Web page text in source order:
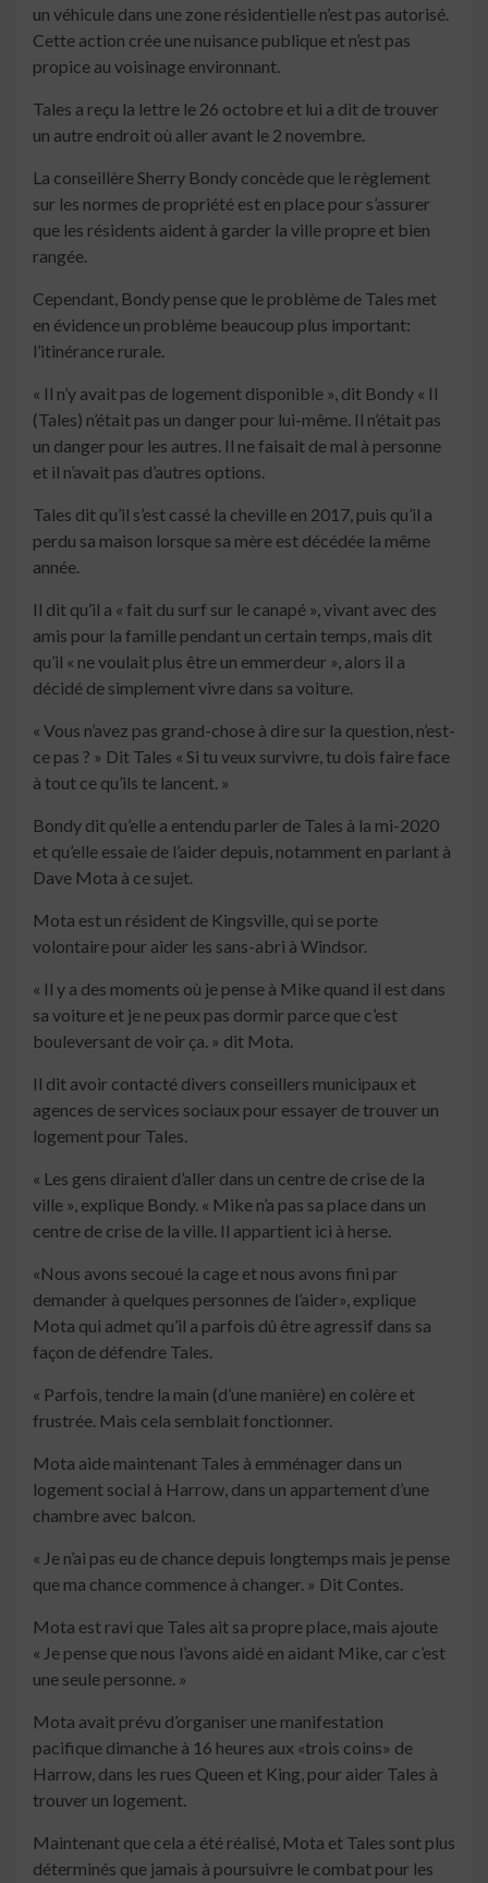
un véhicule dans une zone résidentielle n’est pas autorisé.
Cette action crée une nuisance publique et n’est pas
propice au voisinage environnant.
Tales a reçu la lettre le 26 octobre et lui a dit de trouver
un autre endroit où aller avant le 2 novembre.
La conseillère Sherry Bondy concède que le règlement
sur les normes de propriété est en place pour s’assurer
que les résidents aident à garder la ville propre et bien
rangée.
Cependant, Bondy pense que le problème de Tales met
en évidence un problème beaucoup plus important:
l’itinérance rurale.
« Il n’y avait pas de logement disponible », dit Bondy « Il
(Tales) n’était pas un danger pour lui-même. Il n’était pas
un danger pour les autres. Il ne faisait de mal à personne
et il n’avait pas d’autres options.
Tales dit qu’il s’est cassé la cheville en 2017, puis qu’il a
perdu sa maison lorsque sa mère est décédée la même
année.
Il dit qu’il a « fait du surf sur le canapé », vivant avec des
amis pour la famille pendant un certain temps, mais dit
qu’il « ne voulait plus être un emmerdeur », alors il a
décidé de simplement vivre dans sa voiture.
« Vous n’avez pas grand-chose à dire sur la question, n’est-
ce pas ? » Dit Tales « Si tu veux survivre, tu dois faire face
à tout ce qu’ils te lancent. »
Bondy dit qu’elle a entendu parler de Tales à la mi-2020
et qu’elle essaie de l’aider depuis, notamment en parlant à
Dave Mota à ce sujet.
Mota est un résident de Kingsville, qui se porte
volontaire pour aider les sans-abri à Windsor.
« Il y a des moments où je pense à Mike quand il est dans
sa voiture et je ne peux pas dormir parce que c’est
bouleversant de voir ça. » dit Mota.
Il dit avoir contacté divers conseillers municipaux et
agences de services sociaux pour essayer de trouver un
logement pour Tales.
« Les gens diraient d’aller dans un centre de crise de la
ville », explique Bondy. « Mike n’a pas sa place dans un
centre de crise de la ville. Il appartient ici à herse.
«Nous avons secoué la cage et nous avons fini par
demander à quelques personnes de l’aider», explique
Mota qui admet qu’il a parfois dû être agressif dans sa
façon de défendre Tales.
« Parfois, tendre la main (d’une manière) en colère et
frustrée. Mais cela semblait fonctionner.
Mota aide maintenant Tales à emménager dans un
logement social à Harrow, dans un appartement d’une
chambre avec balcon.
« Je n’ai pas eu de chance depuis longtemps mais je pense
que ma chance commence à changer. » Dit Contes.
Mota est ravi que Tales ait sa propre place, mais ajoute
« Je pense que nous l’avons aidé en aidant Mike, car c’est
une seule personne. »
Mota avait prévu d’organiser une manifestation
pacifique dimanche à 16 heures aux «trois coins» de
Harrow, dans les rues Queen et King, pour aider Tales à
trouver un logement.
Maintenant que cela a été réalisé, Mota et Tales sont plus
déterminés que jamais à poursuivre le combat pour les